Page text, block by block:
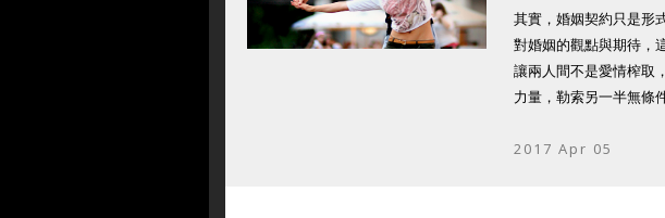
其實，婚姻契約只是形
對婚姻的觀點與期待，
讓兩人間不是愛情榨取
力量，勒索另一半無條
2017 Apr 05